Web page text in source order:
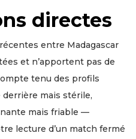
directes
entre Madagascar
et n’apportent pas de
tenu des profils
mais stérile,
mais friable —
lecture d’un match fermé